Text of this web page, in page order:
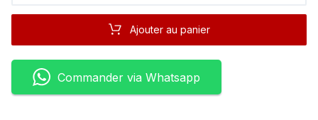
quantité
Ajouter au panier
Commander via Whatsapp